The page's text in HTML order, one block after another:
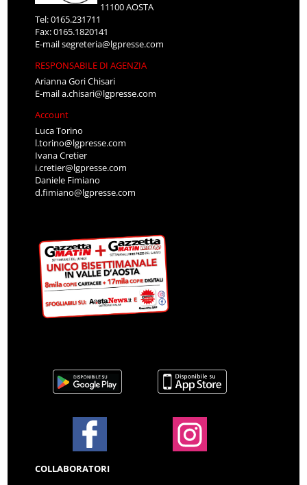
11100 AOSTA
Tel: 0165.231711
Fax: 0165.1820141
E-mailsegreteria@lgpresse.com
RESPONSABILE DI AGENZIA
Arianna Gori Chisari
E-maila.chisari@lgpresse.com
Account
Luca Torino
l.torino@lgpresse.com
Ivana Cretier
i.cretier@lgpresse.com
Daniele Fimiano
d.fimiano@lgpresse.com
COLLABORATORI